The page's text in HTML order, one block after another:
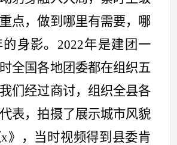
点，做到哪里有需要，哪
身影。2022年是建团一
全国各地团委都在组织五
们经过商讨，组织全县各
表，拍摄了展示城市风貌
》，当时视频得到县委肯